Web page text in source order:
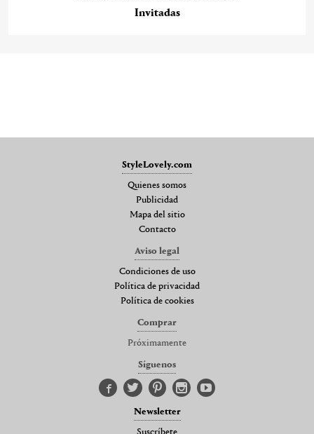
Invitadas
StyleLovely.com
Quienes somos
Publicidad
Mapa del sitio
Contacto
Aviso legal
Condiciones de uso
Política de privacidad
Política de cookies
Comprar
Próximamente
Síguenos
Newsletter